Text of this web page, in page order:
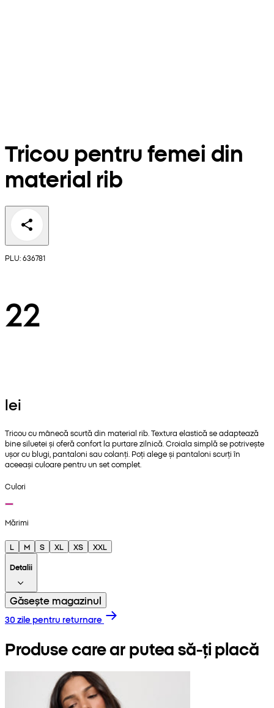
Tricou pentru femei din
material rib
PLU: 636781
22
lei
Tricou cu mânecă scurtă din material rib. Textura elastică se adaptează
bine siluetei și oferă confort la purtare zilnică. Croiala simplă se potrivește
ușor cu blugi, pantaloni sau colanți. Poți alege și pantaloni scurți în
aceeași culoare pentru un set complet.
Culori
Mărimi
L M S XL XS
XXL
Detalii
Găsește magazinul
30 zile pentru returnare
Produse care ar putea să-ți placă